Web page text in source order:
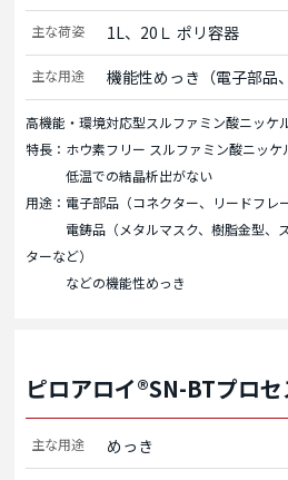
主な荷姿 1L、20Ｌ ポリ容器
主な用途 機能性めっき（電子部品
高機能・環境対応型スルファミン酸ニッケ
特長：ホウ素フリー スルファミン酸ニッ
低温での結晶析出がない
用途：電子部品（コネクター、リードフレ
電鋳品（メタルマスク、樹脂金型、ス
ターなど）
などの機能性めっき
ピロアロイ®SN-BTプロセ
主な用途 めっき